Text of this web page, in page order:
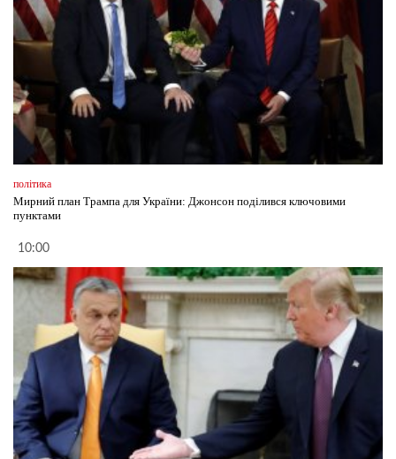
політика
Мирний план Трампа для України: Джонсон поділився ключовими
пунктами
10:00